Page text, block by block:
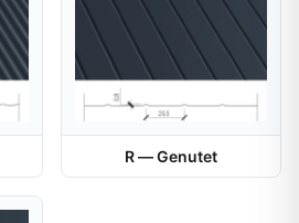
R — Genutet